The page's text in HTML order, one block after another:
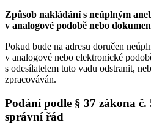
Způsob nakládání s neúplným
v analogové podobě nebo
Pokud bude na adresu doručen
v analogové nebo elektronické
s odesílatelem tuto vadu odstranit,
zpracováván.
Podání podle § 37 zákona č.
správní řád